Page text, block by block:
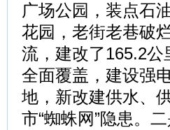
广场公园，装点石
花园，老街老巷破
流，建改了165.2
全面覆盖，建设强
地，新改建供水、
市“蜘蛛网”隐患。